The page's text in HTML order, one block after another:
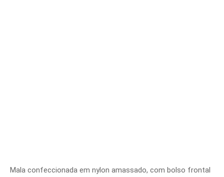
Mala confeccionada em nylon amassado, com bolso frontal